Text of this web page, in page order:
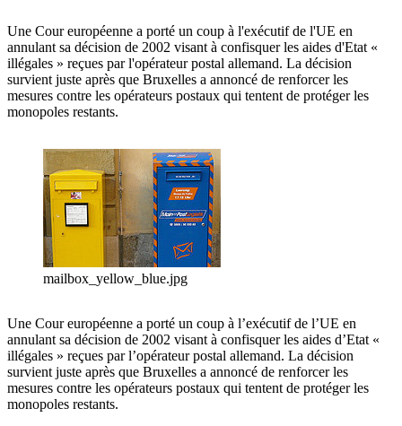
Une Cour européenne a porté un coup à l'exécutif de l'UE en
annulant sa décision de 2002 visant à confisquer les aides d'Etat «
illégales » reçues par l'opérateur postal allemand. La décision
survient juste après que Bruxelles a annoncé de renforcer les
mesures contre les opérateurs postaux qui tentent de protéger les
monopoles restants.
mailbox_yellow_blue.jpg
Une Cour européenne a porté un coup à l’exécutif de l’UE en
annulant sa décision de 2002 visant à confisquer les aides d’Etat «
illégales » reçues par l’opérateur postal allemand. La décision
survient juste après que Bruxelles a annoncé de renforcer les
mesures contre les opérateurs postaux qui tentent de protéger les
monopoles restants.